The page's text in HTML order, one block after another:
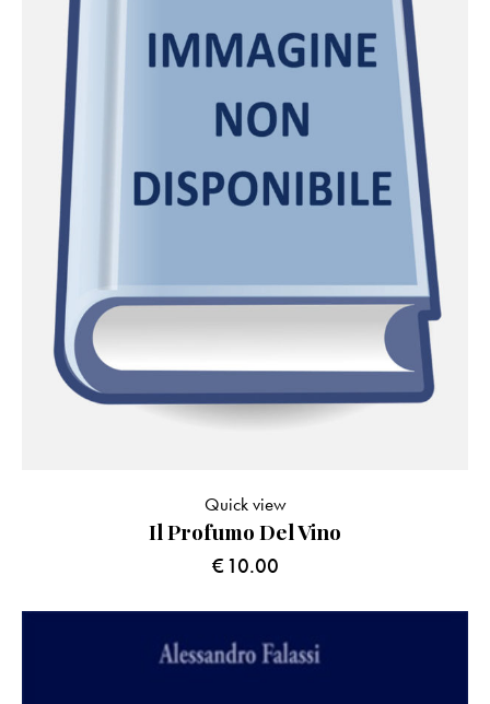
Il Profumo Del Vino
€10.00
Quick view